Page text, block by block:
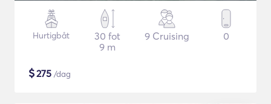
Hurtigbåt
30 fot
9 m
9 Cruising 0
$275 /dag